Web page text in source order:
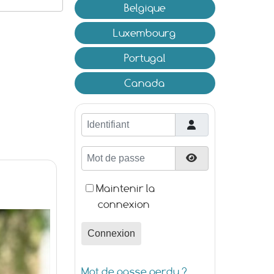
Belgique
Luxembourg
Portugal
Canada
Identifiant
Mot de passe
Maintenir la
connexion
Connexion
Mot de passe perdu ?